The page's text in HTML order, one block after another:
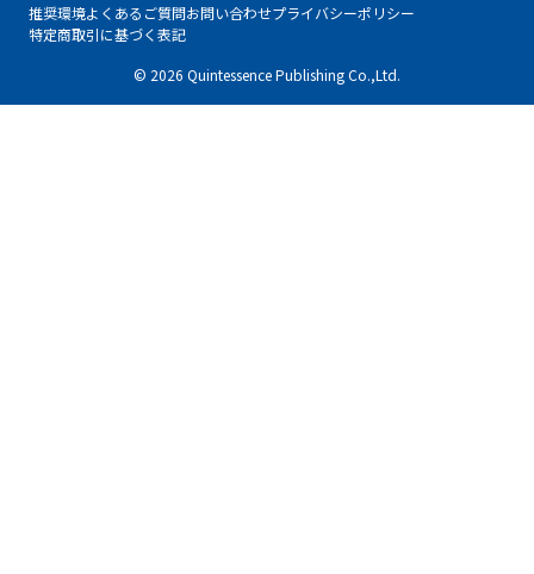
推奨環境よくあるご質問お問い合わせプライバシーポリシー
特定商取引に基づく表記
© 2026 Quintessence Publishing Co.,Ltd.